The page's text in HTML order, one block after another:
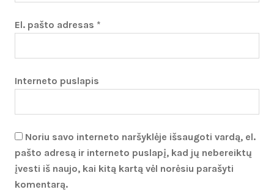
El. pašto adresas *
Interneto puslapis
Noriu savo interneto naršyklėje išsaugoti vardą, el.
pašto adresą ir interneto puslapį, kad jų nebereiktų
įvesti iš naujo, kai kitą kartą vėl norėsiu parašyti
komentarą.